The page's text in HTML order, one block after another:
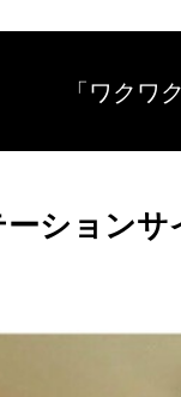
「ワクワ
ションサ